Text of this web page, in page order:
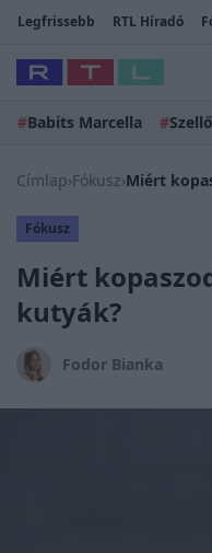
Legfrissebb RTL Híradó
#Babits Marcella #
Címlap›Fókusz›Miért
Fókusz
Miért
kutyák?
Fodor Bianka